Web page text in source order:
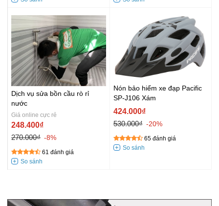
Dịch vụ sửa bồn cầu rò rỉ
nước
Giá online cực rẻ
248.400₫
270.000₫ -8%
61 đánh giá
Nón bảo hiểm xe đạp Pacific
SP-J106 Xám
424.000₫
530.000₫ -20%
65 đánh giá